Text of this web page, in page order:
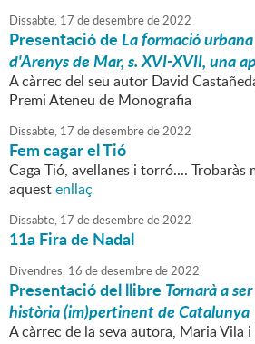
Dissabte, 17 dedesembrede2022
Presentació deLa formació
d'Arenys de Mar, s. XVI-XVII, una
A càrrec del seu autor David
Premi Ateneu de Monografia
Dissabte, 17 dedesembrede2022
Fem cagar el Tió
Caga Tió, avellanes i torró.... Trobaràs
aquestenllaç
Dissabte, 17 dedesembrede2022
11a Fira de Nadal
Divendres, 16 dedesembrede2022
Presentació del llibre Tornarà a
història (im)pertinent de Catalunya
A càrrec de la seva autora, Maria Vila